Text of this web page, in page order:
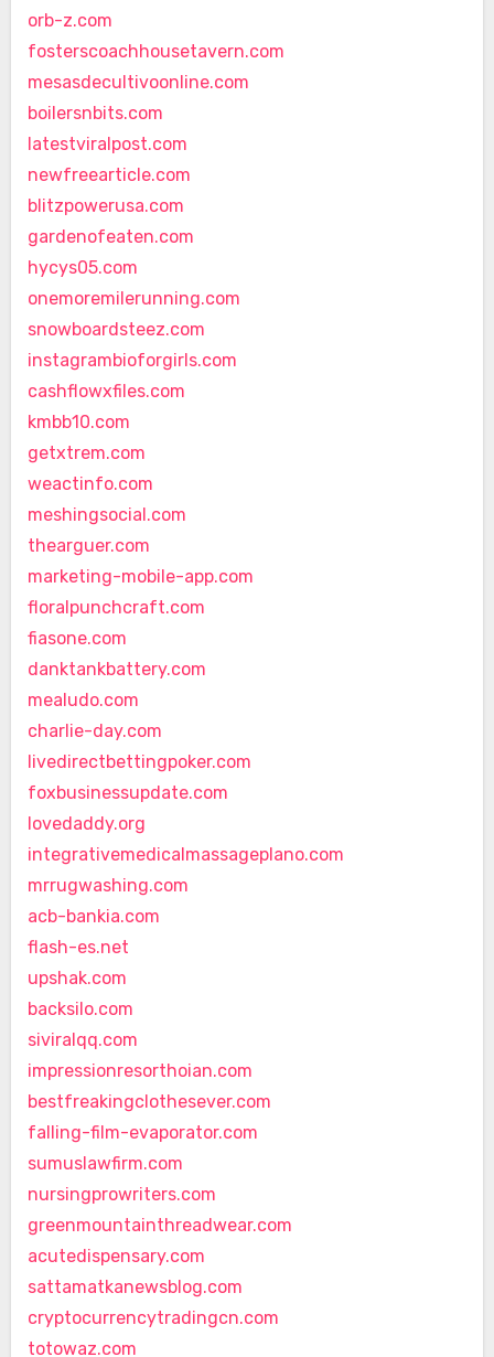
orb-z.com
fosterscoachhousetavern.com
mesasdecultivoonline.com
boilersnbits.com
latestviralpost.com
newfreearticle.com
blitzpowerusa.com
gardenofeaten.com
hycys05.com
onemoremilerunning.com
snowboardsteez.com
instagrambioforgirls.com
cashflowxfiles.com
kmbb10.com
getxtrem.com
weactinfo.com
meshingsocial.com
thearguer.com
marketing-mobile-app.com
floralpunchcraft.com
fiasone.com
danktankbattery.com
mealudo.com
charlie-day.com
livedirectbettingpoker.com
foxbusinessupdate.com
lovedaddy.org
integrativemedicalmassageplano.com
mrrugwashing.com
acb-bankia.com
flash-es.net
upshak.com
backsilo.com
siviralqq.com
impressionresorthoian.com
bestfreakingclothesever.com
falling-film-evaporator.com
sumuslawfirm.com
nursingprowriters.com
greenmountainthreadwear.com
acutedispensary.com
sattamatkanewsblog.com
cryptocurrencytradingcn.com
totowaz.com